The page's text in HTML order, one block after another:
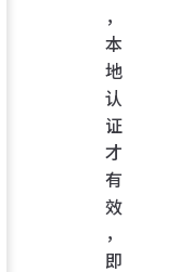
，
本
地
认
证
才
有
效
，
即